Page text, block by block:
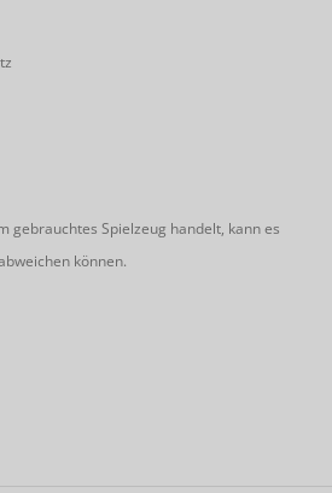
gebrauchtes Spielzeug handelt, kann es
können.